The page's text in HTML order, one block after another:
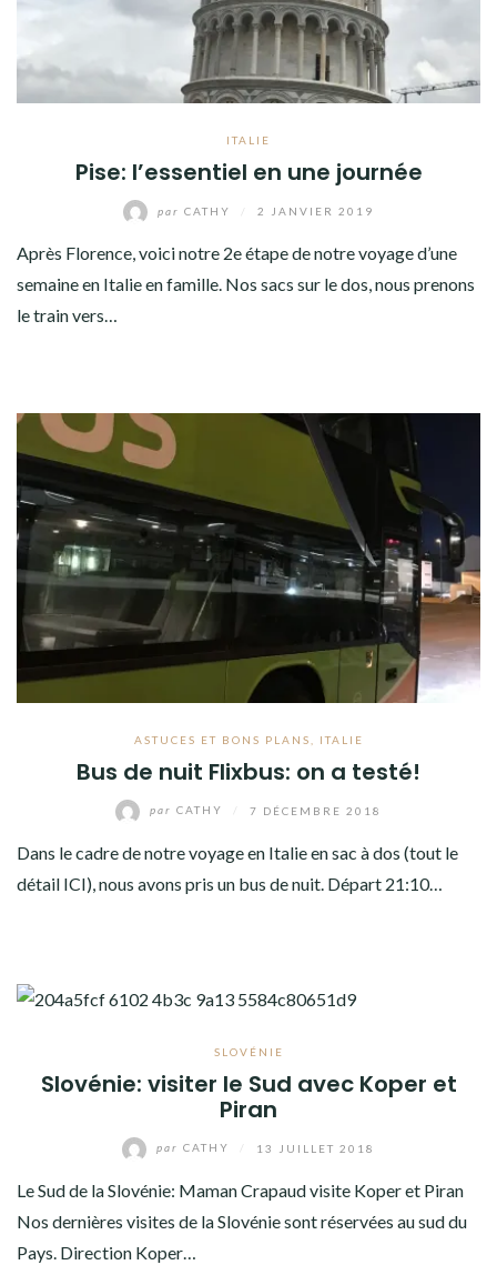
ITALIE
Pise: l’essentiel en une journée
par CATHY 2 JANVIER 2019
Après Florence, voici notre 2e étape de notre voyage d’une
semaine en Italie en famille. Nos sacs sur le dos, nous prenons
le train vers…
ASTUCES ET BONS PLANS ITALIE
Bus de nuit Flixbus: on a testé!
par CATHY 7 DÉCEMBRE 2018
Dans le cadre de notre voyage en Italie en sac à dos (tout le
détail ICI), nous avons pris un bus de nuit. Départ 21:10…
SLOVÉNIE
Slovénie: visiter le Sud avec Koper et
Piran
par CATHY 13 JUILLET 2018
Le Sud de la Slovénie: Maman Crapaud visite Koper et Piran
Nos dernières visites de la Slovénie sont réservées au sud du
Pays. Direction Koper…